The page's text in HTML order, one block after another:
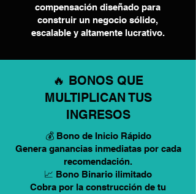
compensación diseñado para
construir un negocio sólido,
escalable y altamente lucrativo.
🔥 BONOS QUE
MULTIPLICAN TUS
INGRESOS
💰 Bono de Inicio Rápido
Genera ganancias inmediatas por cada
recomendación.
📈 Bono Binario ilimitado
Cobra por la construcción de tu